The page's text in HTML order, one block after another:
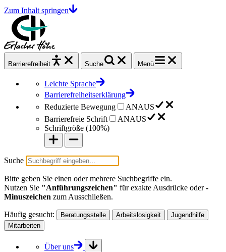
Zum Inhalt springen
Barrierefrei heit Suche Menü
Leichte Sprache
Barrierefreiheitserklärung
Reduzierte Bewegung
ANAUS
Barrierefreie Schrift
ANAUS
Schriftgröße (100%)
Suche
Bitte geben Sie einen oder mehrere Suchbegriffe ein.
Nutzen Sie "Anführungszeichen" für exakte Ausdrücke oder-
Minuszeichen zum Ausschließen.
Häufig gesucht: Beratungsstelle Arbeitslosigkeit
Jugendhilfe
Mitarbeiten
Über uns